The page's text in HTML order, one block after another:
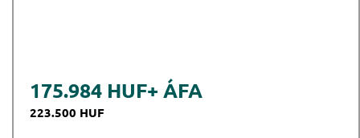
175.984 HUF+ ÁFA
223.500 HUF